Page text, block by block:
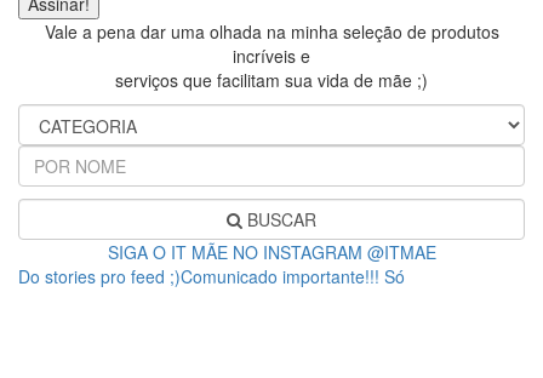
Vale a pena dar uma olhada na minha seleção de produtos
incríveis e
serviços que facilitam sua vida de mãe ;)
BUSCAR
SIGA O IT MÃE NO INSTAGRAM @ITMAE
Do stories pro feed ;)Comunicado importante!!! Só